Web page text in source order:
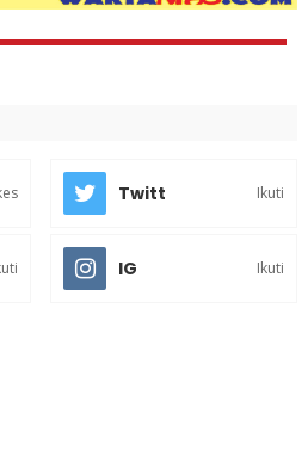
Twitt Ikuti
IG Ikuti